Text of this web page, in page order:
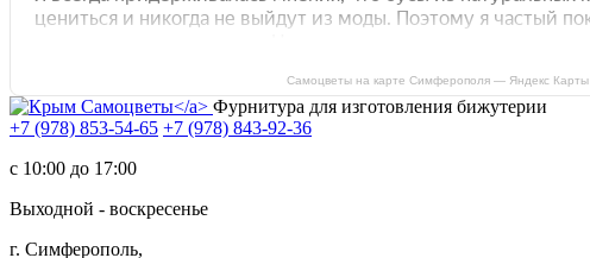
Самоцветы на карте Симферополя — Яндекс Карты
Фурнитура для изготовления бижутерии
+7 (978) 853-54-65 +7 (978) 843-92-36
c 10:00 до 17:00
Выходной - воскресенье
г. Симферополь,